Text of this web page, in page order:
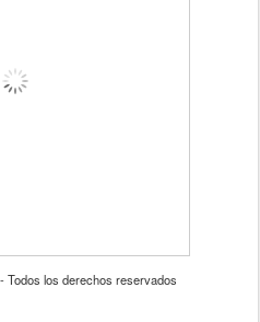
Todos los derechos reservados